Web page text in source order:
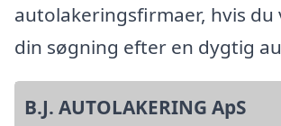
autolakeringsfirmaer, hvis du
din søgning efter en dygtig
B.J. AUTOLAKERING ApS